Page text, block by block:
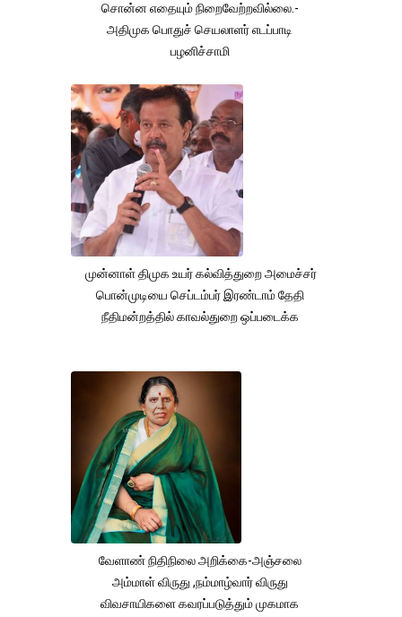
சொன்ன எதையும் நிறைவேற்றவில்லை.-
அதிமுக பொதுச் செயலாளர் எடப்பாடி
பழனிச்சாமி
முன்னாள் திமுக உயர் கல்வித்துறை அமைச்சர்
பொன்முடியை செப்டம்பர் இரண்டாம் தேதி
நீதிமன்றத்தில் காவல்துறை ஒப்படைக்க
வேளாண் நிதிநிலை அறிக்கை-அஞ்சலை
அம்மாள் விருது ,நம்மாழ்வார் விருது
விவசாயிகளை கவரப்படுத்தும் முகமாக